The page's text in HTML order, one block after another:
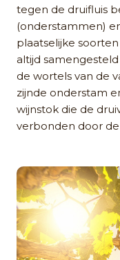
tegen de druifluis
(onderstammen)
plaatselijke
altijd
de wortels van de
zijnde onderstam
wijnstok die de
verbonden door